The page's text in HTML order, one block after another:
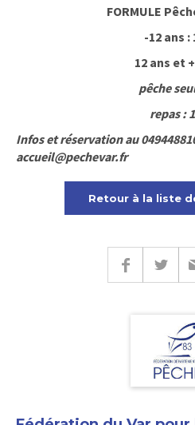
FORMULE
-12 ans :
12 ans et
pêche
repas :
Infos et réservation au
accueil@pechevar.fr
Retour à la liste